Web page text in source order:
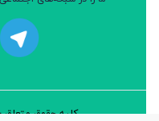
کلیه حقوق متعلق